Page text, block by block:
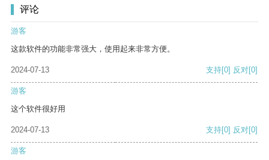
评论
游客
这款软件的功能非常强大，使用起来非常方便。
2024-07-13 支持[0] 反对[0]
游客
这个软件很好用
2024-07-13 支持[0] 反对[0]
游客